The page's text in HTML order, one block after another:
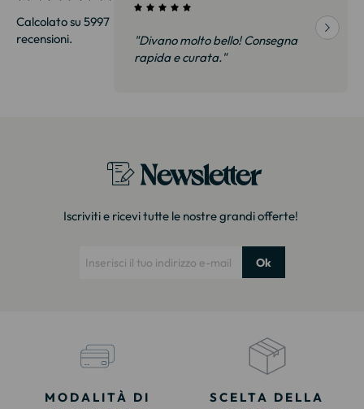
Calcolato su 5997
recensioni.
"Divano molto bello! Consegna
rapida e curata."
Newsletter
Iscriviti e ricevi tutte le nostre grandi offerte!
Ok
MODALITÀ DI
SCELTA DELLA